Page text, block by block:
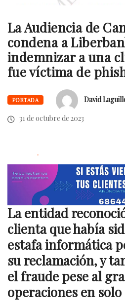
La Audiencia de
condena a
indemnizar a una
fue víctima de
PORTADA
David
31 de octubre de 2023
.
La entidad
clienta que había
estafa informática
su reclamación, y
el fraude pese al
operaciones en